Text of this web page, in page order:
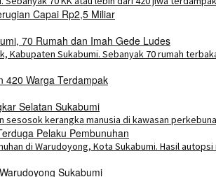
Capai Rp2,5 Miliar
70 Rumah dan Imah Gede Ludes
420 Warga Terdampak
Selatan Sukabumi
Pelaku Pembunuhan
Sukabumi